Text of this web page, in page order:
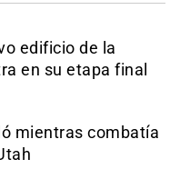
edificio de la
en su etapa final
mientras combatía